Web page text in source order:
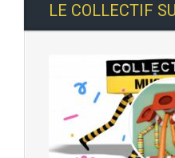
LE COLLECTIF